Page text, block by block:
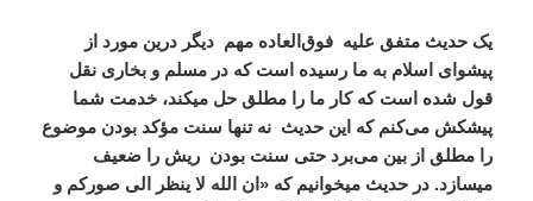
یک حدیث متفق علیه فوق‌العاده مهم دیگر درین مورد از
پیشوای اسلام به ما رسیده است که در مسلم و بخاری نقل
قول شده است که کار ما را مطلق حل میکند، خدمت شما
پیشکش می‌کنم که این حدیث نه تنها سنت مؤکد بودن موضوع
را مطلق از بین می‌برد حتی سنت بودن ریش را ضعیف
میسازد. در حدیث میخوانیم که «ان الله لا ینظر الی صورکم و